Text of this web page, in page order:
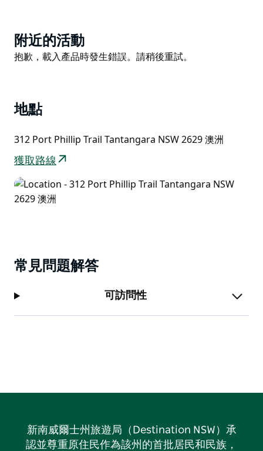
發，您可以探索高山地區，體驗豐富多彩的活動，包括健
行、騎馬、山地自行車和釣魚。
的壁爐旁，一邊品酒唱歌，一邊享受美好的夜晚。
Product
List
附近的活動
Product
抱歉，載入產品時發生錯誤。請稍後重試。
地點
312 Port Phillip Trail Tantangara NSW 2629 澳洲
獲取路線
常見問題解答
可訪問性
新南威爾士州旅遊局（Destination NSW）承
認並尊重原住民作為該州的首批居民和民族，